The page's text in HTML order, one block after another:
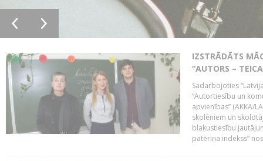
IZSTRĀDĀTS
“AUTORS –
Sadarbojoties
“Autortiesību un
apvienības” (AKKA/
skolēniem un
blakustiesību
patēriņa indekss”